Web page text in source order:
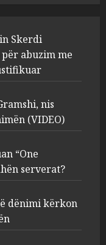
nis
për Koço
të maskuar
Albania”,
A u vodhën
pretencën, ja
kërkon për
Skerdi
për abuzim me
nis
(VIDEO)
“One
serverat?
dënimi kërkon